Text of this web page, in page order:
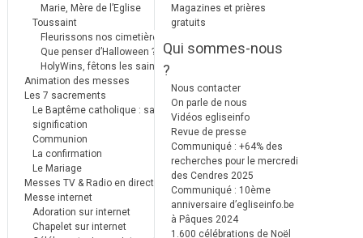
Marie, Mère de l’Eglise
Toussaint
Fleurissons nos cimetières
Que penser d’Halloween ?
HolyWins, fêtons les saints !
Animation des messes
Les 7 sacrements
Le Baptême catholique : sa
signification
Communion
La confirmation
Le Mariage
Messes TV & Radio en direct
Messe internet
Adoration sur internet
Chapelet sur internet
Magazines et prières
gratuits
Qui sommes-nous
?
Nous contacter
On parle de nous
Vidéos egliseinfo
Revue de presse
Communiqué : +64% des
recherches pour le mercredi
des Cendres 2025
Communiqué : 10ème
anniversaire d’egliseinfo.be
à Pâques 2024
1.600 célébrations de Noël